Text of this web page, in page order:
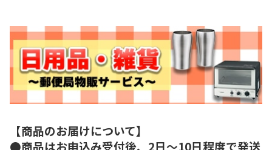
【商品のお届けについて】
●商品はお申込み受付後、2日～10日程度で発送